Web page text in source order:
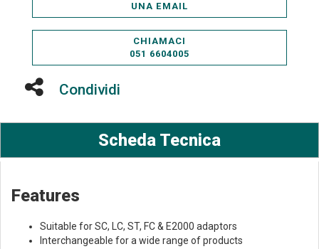
UNA EMAIL
CHIAMACI
051 6604005
Condividi
Scheda Tecnica
Features
Suitable for SC, LC, ST, FC & E2000 adaptors
Interchangeable for a wide range of products